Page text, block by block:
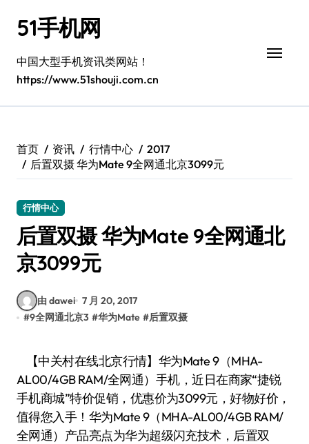
51手机网
中国大型手机资讯类网站！
https://www.51shouji.com.cn
首页 资讯 行情中心
2017
后置双摄 华为Mate 9全网通北京3099元
行情中心
后置双摄 华为Mate 9全网通北
京3099元
由 dawei 7 月 20, 2017
#9全网通北京3 #华为Mate #后置双摄
【中关村在线北京行情】华为Mate 9（MHA-
AL00/4GB RAM/全网通）手机，近日在商家“捷锐
手机商城”特价促销，优惠价为3099元，好物好价，
值得您入手！华为Mate 9（MHA-AL00/4GB RAM/
全网通）产品亮点为华为超级闪充技术，后置双